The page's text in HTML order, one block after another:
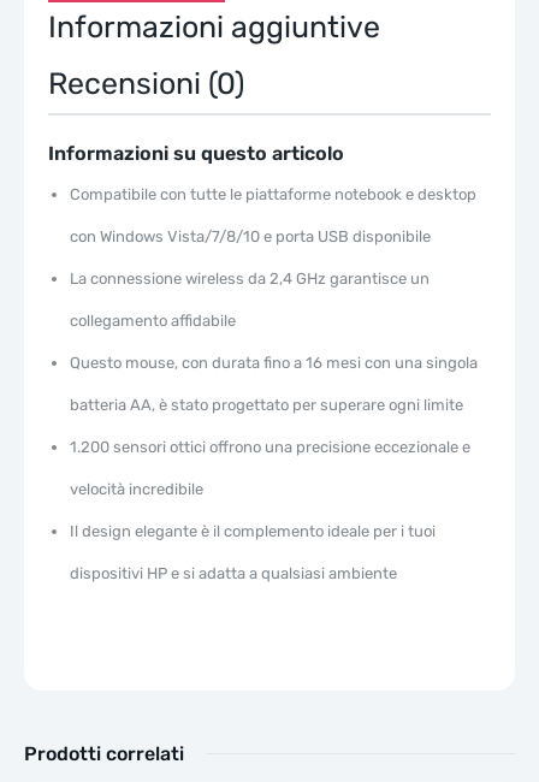
USB
Wireless
GHz
Incluso,
Design
e
Confortevole,
quantità
Informazioni aggiuntive
Recensioni (0)
Informazioni su questo articolo
Compatibile con tutte le piattaforme notebook e desktop
con Windows Vista/7/8/10 e porta USB disponibile
La connessione wireless da 2,4 GHz garantisce un
collegamento affidabile
Questo mouse, con durata fino a 16 mesi con una singola
batteria AA, è stato progettato per superare ogni limite
1.200 sensori ottici offrono una precisione eccezionale e
velocità incredibile
Il design elegante è il complemento ideale per i tuoi
dispositivi HP e si adatta a qualsiasi ambiente
Prodotti correlati